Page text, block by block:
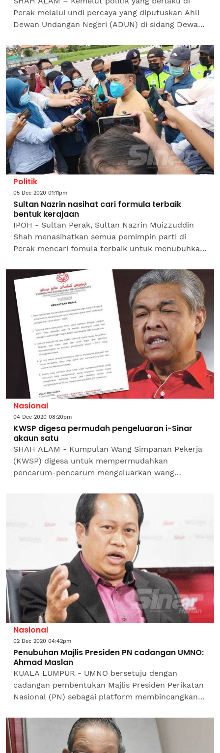
Perak melalui undi percaya yang diputuskan Ahli
Dewan Undangan Negeri (ADUN) di sidang Dewan
untuk...
Politik
05 Dec 2020 01:11pm
Sultan Nazrin nasihat cari formula terbaik
bentuk kerajaan
IPOH - Sultan Perak, Sultan Nazrin Muizzuddin
Shah menasihatkan semua pemimpin parti di
Perak mencari fomula terbaik untuk menubuhkan
perkembangan terbaharu...
Nasional
04 Dec 2020 08:20pm
KWSP digesa permudah pengeluaran i-Sinar
akaun satu
SHAH ALAM - Kumpulan Wang Simpanan Pekerja
(KWSP) digesa untuk mempermudahkan
pencarum-pencarum mengeluarkan wang
akaun satu tanpa dikenakan sebarang...
Nasional
02 Dec 2020 04:42pm
Penubuhan Majlis Presiden PN cadangan UMNO:
Ahmad Maslan
KUALA LUMPUR - UMNO bersetuju dengan
cadangan pembentukan Majlis Presiden Perikatan
Nasional (PN) sebagai platform membincangkan
kerjasama antara parti, kata...